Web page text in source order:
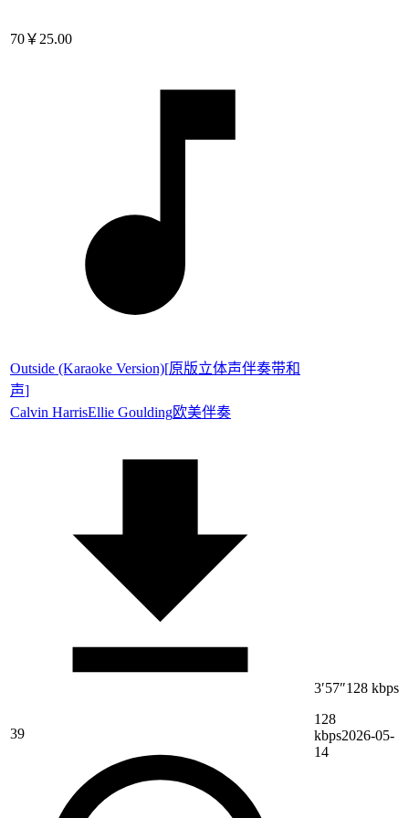
70￥25.00
Outside (Karaoke Version)[原版立体声伴奏带和
声]
Calvin HarrisEllie Goulding欧美伴奏
39
3′57″128 kbps
128
kbps2026-05-
14